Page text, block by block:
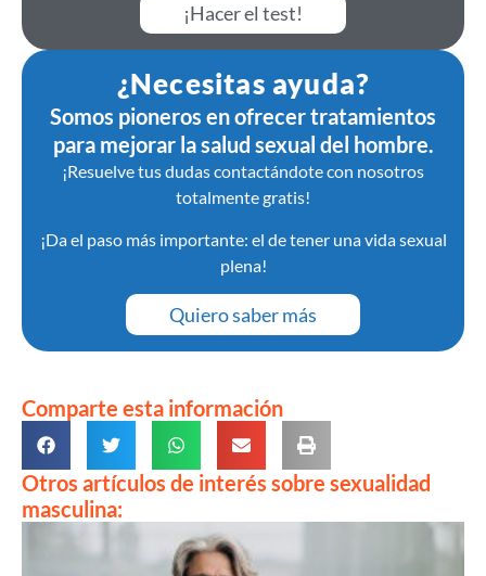
¡Hacer el test!
¿Necesitas ayuda?
Somos pioneros en ofrecer tratamientos
para mejorar la salud sexual del hombre.
¡Resuelve tus dudas contactándote con nosotros
totalmente gratis!
¡Da el paso más importante: el de tener una vida sexual
plena!
Quiero saber más
Comparte esta información
Otros artículos de interés sobre sexualidad
masculina: